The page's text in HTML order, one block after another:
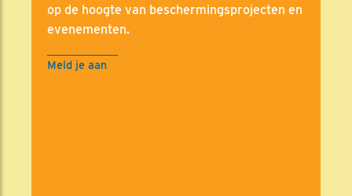
op de hoogte van beschermingsprojecten en
evenementen.
Meld je aan